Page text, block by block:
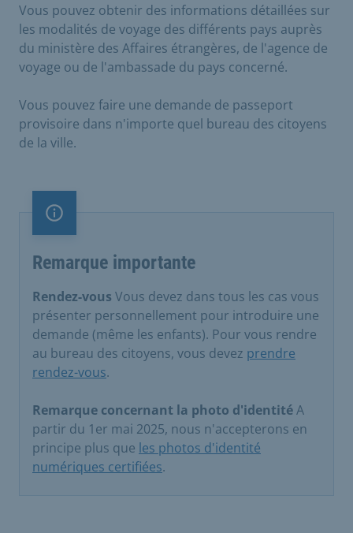
Vous pouvez obtenir des informations détaillées sur
les modalités de voyage des différents pays auprès
du ministère des Affaires étrangères, de l'agence de
voyage ou de l'ambassade du pays concerné.
Vous pouvez faire une demande de passeport
provisoire dans n'importe quel bureau des citoyens
de la ville.
Remarque importante
Remarque importante
Rendez-vous Vous devez dans tous les cas vous
présenter personnellement pour introduire une
demande (même les enfants). Pour vous rendre
au bureau des citoyens, vous devez prendre
rendez-vous.
Remarque concernant la photo d'identitéA
partir du 1er mai 2025, nous n'accepterons en
principe plus que les photos d'identité
numériques certifiées.